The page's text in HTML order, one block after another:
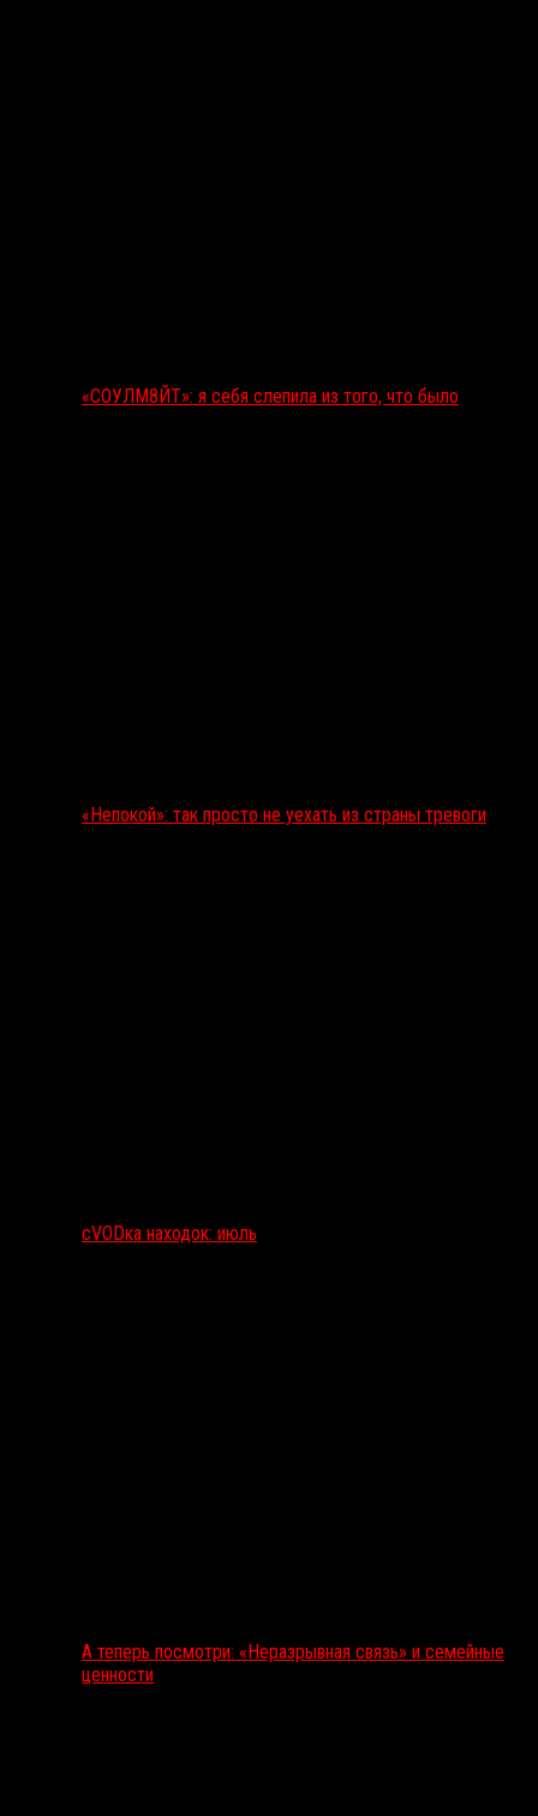
«СОУЛМ8ЙТ»: я себя слепила из того, что было
«Непокой»: так просто не уехать из страны тревоги
сVODка находок: июль
А теперь посмотри: «Неразрывная связь» и семейные
ценности